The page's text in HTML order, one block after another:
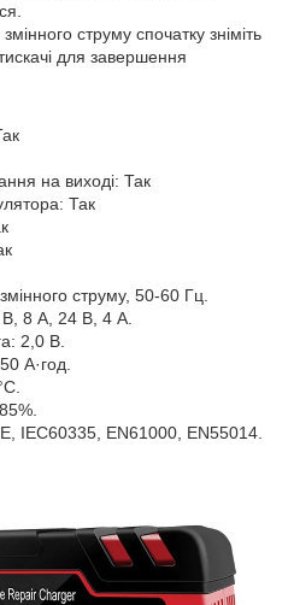
струму спочатку зніміть
для завершення
на виході: Так
Так
струму, 50-60 Гц.
В, 8 А, 24 В, 4 А.
2,0 В.
А·год.
IEC60335, EN61000, EN55014.